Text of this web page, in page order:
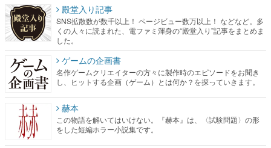
殿堂入り記事
SNS拡散数が数千以上！ ページビュー数万以上！ などなど。多
くの人々に読まれた、電ファミ渾身の“殿堂入り”記事をまとめま
した。
ゲームの企画書
名作ゲームクリエイターの方々に製作時のエピソードをお聞き
し、ヒットする企画（ゲーム）とは何か？を探っていきます。
赫本
この物語を解いてはいけない。『赫本』は、〈試験問題〉の形
をした短編ホラー小説集です。